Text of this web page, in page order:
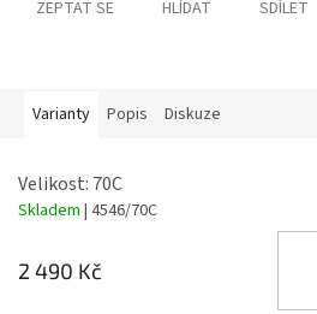
ZEPTAT SE HLÍDAT SDÍLET
Varianty Popis Diskuze
Velikost: 70C
Skladem | 4546/70C
2 490 Kč